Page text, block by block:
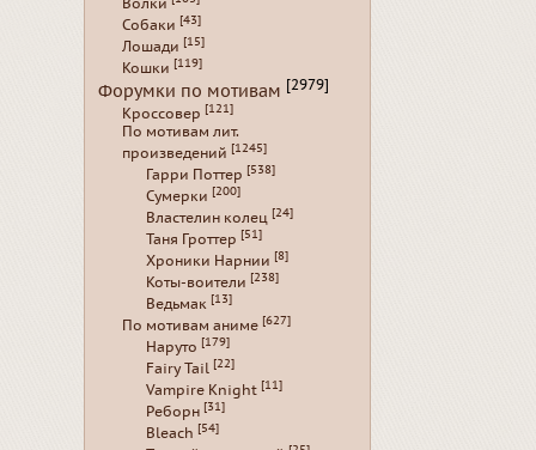
Собаки [43]
Лошади [15]
Кошки [119]
Форумки по мотивам [2979]
Кроссовер [121]
По мотивам лит.
произведений [1245]
Гарри Поттер [538]
Сумерки [200]
Властелин колец [24]
Таня Гроттер [51]
Хроники Нарнии [8]
Коты-воители [238]
Ведьмак [13]
По мотивам аниме [627]
Наруто [179]
Fairy Tail [22]
Vampire Knight [11]
Реборн [31]
Bleach [54]